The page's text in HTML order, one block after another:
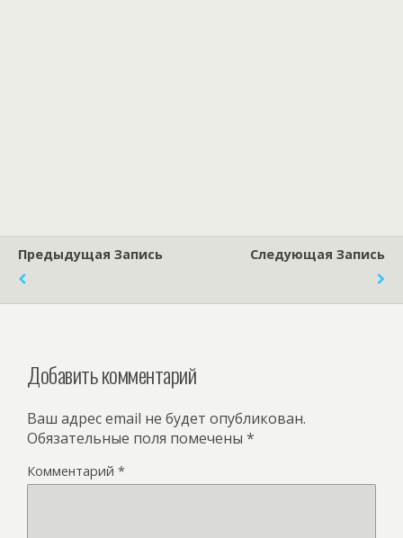
Предыдущая Запись Следующая Запись
Добавить комментарий
Ваш адрес email не будет опубликован.
Обязательные поля помечены *
Комментарий *